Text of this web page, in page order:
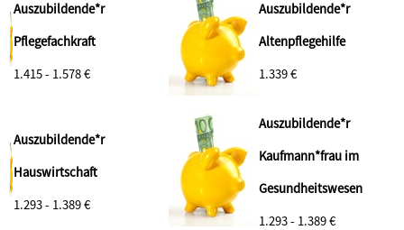
Auszubildende*r
Pflegefachkraft
1.415 - 1.578 €
Auszubildende*r
Altenpflegehilfe
1.339 €
Auszubildende*r
Hauswirtschaft
1.293 - 1.389 €
Auszubildende*r
Kaufmann*frau im
Gesundheitswesen
1.293 - 1.389 €